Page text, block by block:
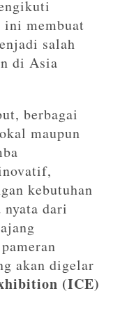
ini membuat
salah
di Asia
berbagai
maupun
kebutuhan
nyata dari
akan digelar
(ICE)